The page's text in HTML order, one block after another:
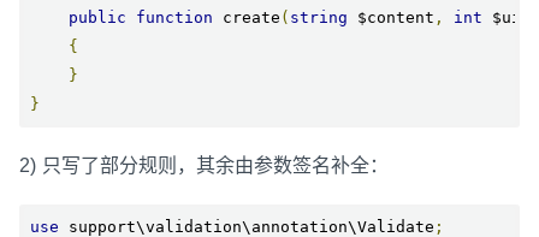
public
function create ( string $content , int $uid
{
}
}
2) 只写了部分规则，其余由参数签名补全：
use support\validation\annotation\Validate ;